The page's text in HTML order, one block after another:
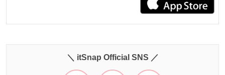
＼ itSnap Official SNS ／